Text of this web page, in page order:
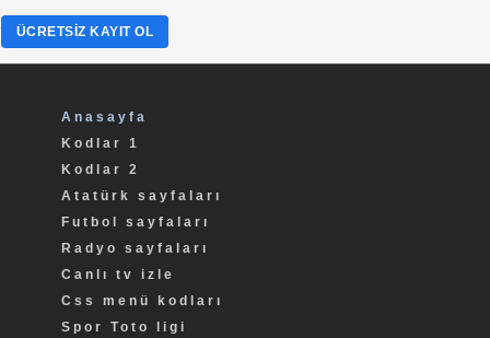
Anasayfa
Kodlar 1
Kodlar 2
Atatürk sayfaları
Futbol sayfaları
Radyo sayfaları
Canlı tv izle
Css menü kodları
Spor Toto ligi
ÜCRETSIZ KAYIT OL